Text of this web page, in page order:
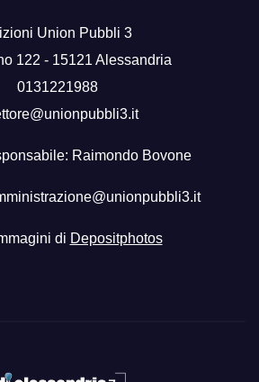
Union Pubbli 3
122 - 15121 Alessandria
0131221988
Raimondo Bovone
di Depositphotos